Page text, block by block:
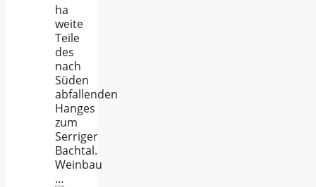
ha
weite
Teile
des
nach
Süden
abfallenden
Hanges
zum
Serriger
Bachtal.
Weinbau
…